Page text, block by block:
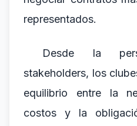
representados.
Desde la
stakeholders, los
equilibrio entre la
costos y la